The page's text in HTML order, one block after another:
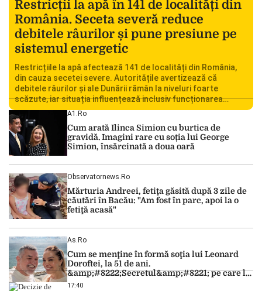
Restricții la apă în 141 de localități din
România. Seceta severă reduce
debitele râurilor și pune presiune pe
sistemul energetic
Restricțiile la apă afectează 141 de localități din România,
din cauza secetei severe. Autoritățile avertizează că
debitele râurilor și ale Dunării rămân la niveluri foarte
scăzute, iar situația influențează inclusiv funcționarea
Centralei Nucleare de la Cernavodă. România se confruntă
cu una dintre cele mai dificile perioade din punct de vedere
hidrologic din ultimii ani. Lipsa […]
A1.ro
Cum arată Ilinca Simion cu burtica de
gravidă. Imagini rare cu soția lui George
Simion, însărcinată a doua oară
Observatornews.ro
Mărturia Andreei, fetiţa găsită după 3 zile de
căutări în Bacău: "Am fost în parc, apoi la o
fetiţă acasă"
As.ro
Cum se menţine în formă soţia lui Leonard
Doroftei, la 51 de ani.
&amp;#8222;Secretul&amp;#8221; pe care l-a
dezvăluit
17:40